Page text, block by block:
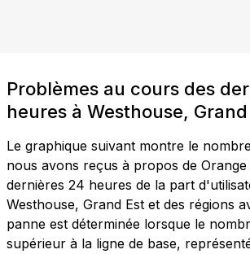
Problèmes au cours des
heures à Westhouse,
Le graphique suivant montre le
nous avons reçus à propos de
dernières 24 heures de la part
Westhouse, Grand Est et des régions
panne est déterminée lorsque le
supérieur à la ligne de base,